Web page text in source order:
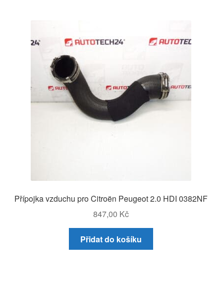
Přípojka vzduchu pro Citroën Peugeot 2.0 HDI 0382NF
847,00 Kč
Přidat do košíku